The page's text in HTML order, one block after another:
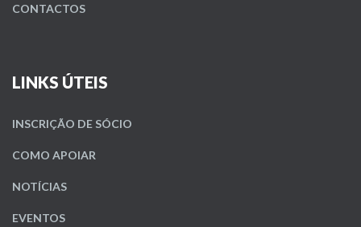
CONTACTOS
LINKS ÚTEIS
INSCRIÇÃO DE SÓCIO
COMO APOIAR
NOTÍCIAS
EVENTOS